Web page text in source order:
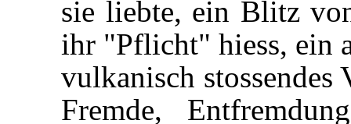
sie liebte, ein Blitz
ihr "Pflicht" hiess, ein
vulkanisch stossendes
Fremde,